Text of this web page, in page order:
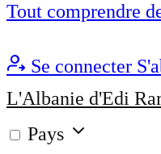
Tout comprendre
Se connecter
L'Albanie d'Edi
Pays